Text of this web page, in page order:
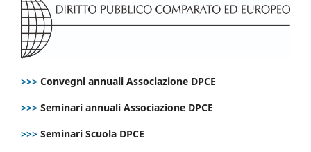
>>> Convegni annuali Associazione DPCE
>>> Seminari annuali Associazione DPCE
>>> Seminari Scuola DPCE